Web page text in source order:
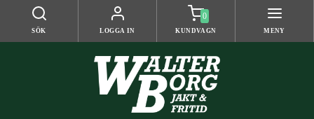
SÖK LOGGA IN
0
KUNDVAGN MENY